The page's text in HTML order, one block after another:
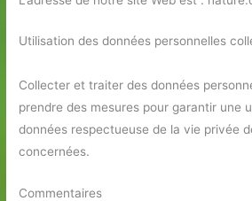
Utilisation des données personnelles
Collecter et traiter des données
prendre des mesures pour garantir une
données respectueuse de la vie privée
concernées.
Commentaires